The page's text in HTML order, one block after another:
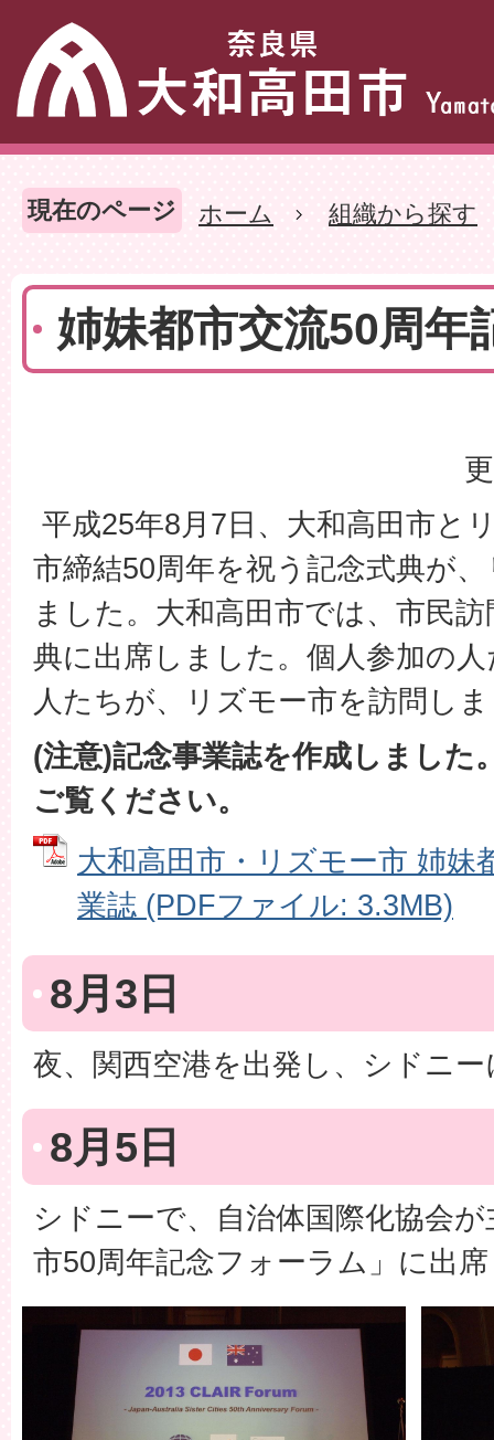
現在のページ ホーム 組織から探す
姉妹都市交流50周年
平成25年8月7日、大和高田市と
市締結50周年を祝う記念式典が
ました。大和高田市では、市民
典に出席しました。個人参加の
人たちが、リズモー市を訪問し
(注意)記念事業誌を作成しました
ご覧ください。
大和高田市・リズモー市 姉妹
業誌 (PDFファイル: 3.3MB)
8月3日
夜、関西空港を出発し、シドニ
8月5日
シドニーで、自治体国際化協会
市50周年記念フォーラム」に出